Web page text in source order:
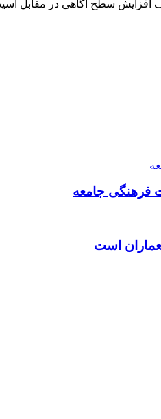
افزایش سطح آگاهی در مقابل
فرهنگی جامعه
است